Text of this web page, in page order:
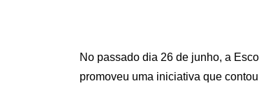
No passado dia 26 de junho, a
promoveu uma iniciativa que